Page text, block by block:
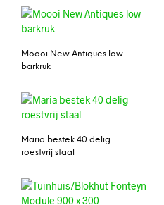
Moooi New Antiques low
barkruk
Maria bestek 40 delig
roestvrij staal